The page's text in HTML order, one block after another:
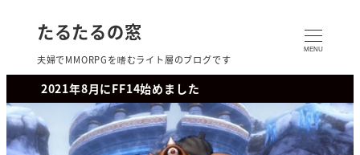
たるたるの窓
夫婦でMMORPGを嗜むライト層のブログです
MENU
2021年8月にFF14始めました